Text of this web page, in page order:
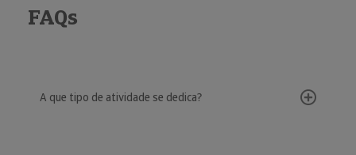
FAQs
A que tipo de atividade se dedica?